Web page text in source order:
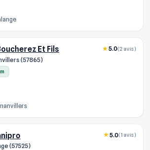
Et Fils
(57865)
5.0(2 avis)
(57525)
5.0(1 avis)